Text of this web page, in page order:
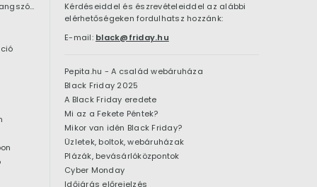
Bluetooth hangszóró
Kérdéseiddel és észrevételeiddel az alábbi
elérhetőségeken fordulhatsz hozzánk:
E-mail: black@friday.hu
Pepita.hu - A család webáruháza
Black Friday 2025
A Black Friday eredete
Mi az a Fekete Péntek?
Mikor van idén Black Friday?
Üzletek, boltok, webáruházak
Plázák, bevásárlóközpontok
Cyber Monday
Időjárás előrejelzés